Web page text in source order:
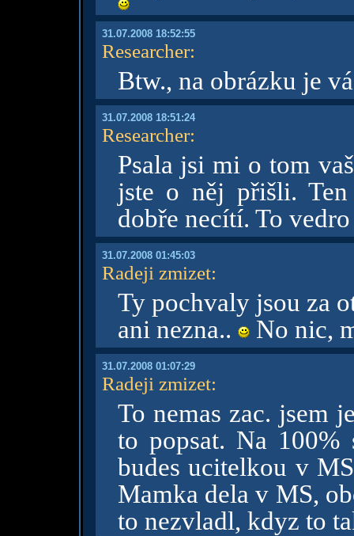
31.07.2008 18:52:55
Researcher:
Btw., na obrázku je
31.07.2008 18:51:24
Researcher:
Psala jsi mi o tom
jste o něj přišli.
dobře necítí. To
31.07.2008 01:45:03
Radeji zmizet:
Ty pochvaly jsou za
ani nezna..
No nic,
31.07.2008 01:07:29
Radeji zmizet:
To nemas zac. jsem
to popsat. Na 100%
budes ucitelkou v
Mamka dela v MS,
to nezvladl, kdyz to